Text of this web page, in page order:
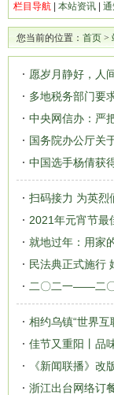
栏目导航 本站资讯
您当前的位置： 首页 >
愿岁月静好，人
多地税务部门要
中央网信办：严
国务院办公厅关
中国选手杨倩获
扫码接力 为英烈
2021年元宵节最
就地过年：用家
民法典正式施行
二〇二一——二
相约乌镇“世界
佳节又重阳丨品
《新闻联播》改
浙江出台网络订